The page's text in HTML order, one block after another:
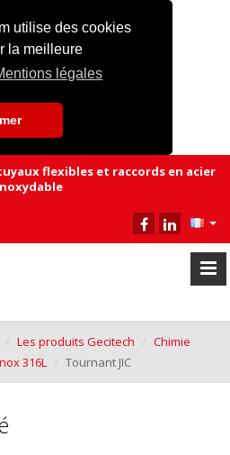
utilise des cookies
la meilleure
légales
flexibles et raccords en acier
Les produits Gecitech
Chimie
316L
Tournant JIC